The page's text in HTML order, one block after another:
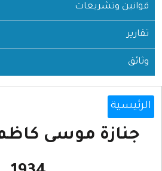
قوانين وتشريعات
تقارير
وثائق
الرئيسية
جنازة موسى